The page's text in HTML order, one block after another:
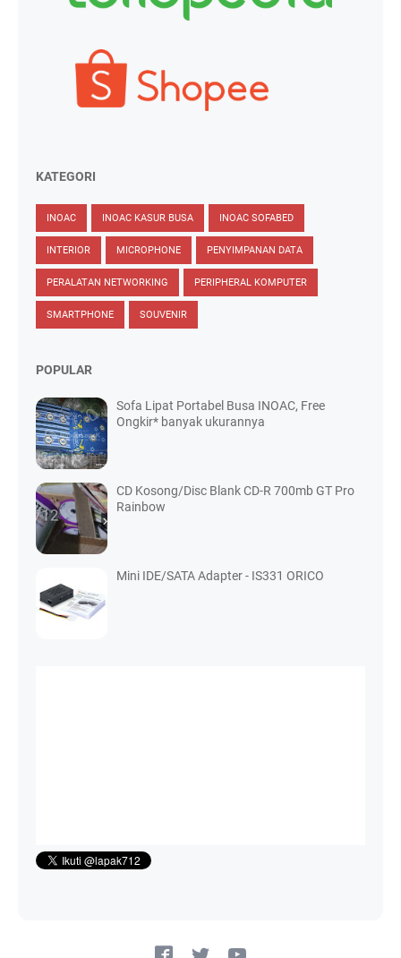
KATEGORI
INOAC INOAC KASUR BUSA INOAC SOFABED
INTERIOR MICROPHONE PENYIMPANAN DATA
PERALATAN NETWORKING PERIPHERAL KOMPUTER
SMARTPHONE SOUVENIR
POPULAR
Sofa Lipat Portabel Busa INOAC, Free
Ongkir* banyak ukurannya
CD Kosong/Disc Blank CD-R 700mb GT Pro
Rainbow
Mini IDE/SATA Adapter - IS331 ORICO